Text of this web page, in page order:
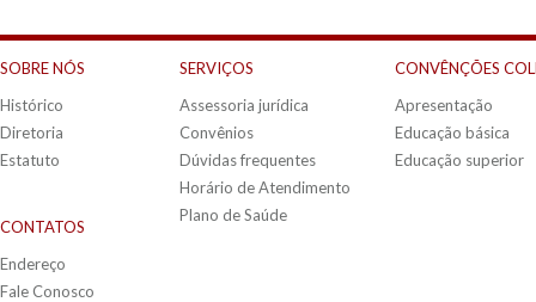
SOBRE NÓS
Histórico
Diretoria
Estatuto
CONTATOS
Endereço
Fale Conosco
SERVIÇOS
Assessoria jurídica
Convênios
Dúvidas frequentes
Horário de Atendimento
Plano de Saúde
CONVÊNÇÕES
Apresentação
Educação básica
Educação superior